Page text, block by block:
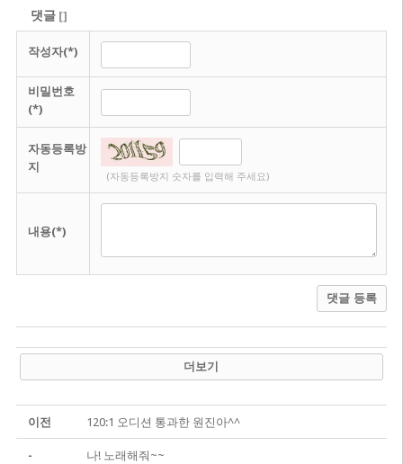
댓글[]
작성자(*)
비밀번호
(*)
자동등록방
지
(자동등록방지 숫자를 입력해 주세요)
내용(*)
댓글 등록
더보기
이전 120:1 오디션 통과한 원진아^^
- 나! 노래해줘~~